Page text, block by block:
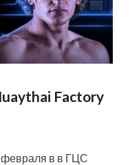
Factory
в в ГЦС